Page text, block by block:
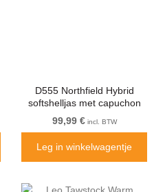
D555 Northfield Hybrid
softshelljas met capuchon
khaki
99,99 €incl. BTW
Leg in winkelwagentje